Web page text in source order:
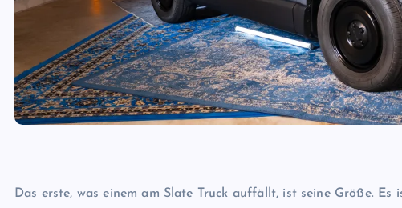
Das erste, was einem am Slate Truck auffällt, ist seine Größe.